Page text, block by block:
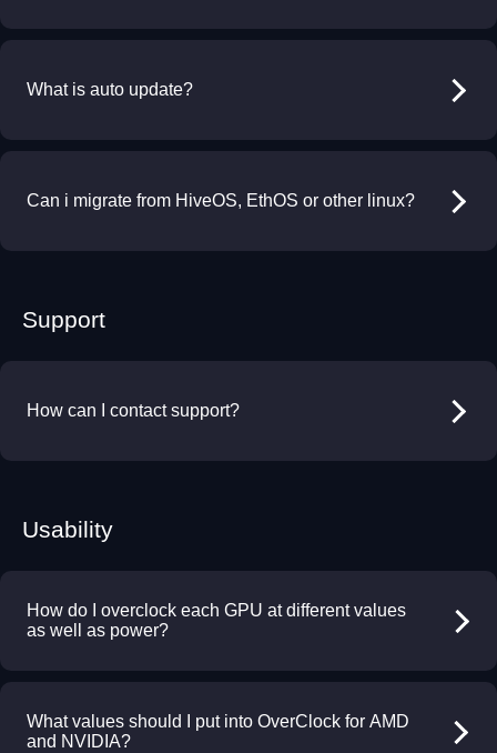
What is auto update?
Can i migrate from HiveOS, EthOS or other linux?
Support
How can I contact support?
Usability
How do I overclock each GPU at different values
as well as power?
What values should I put into OverClock for AMD
and NVIDIA?